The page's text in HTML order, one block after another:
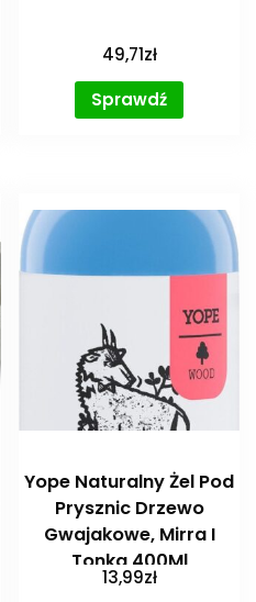
49,71zł
Sprawdź
Yope Naturalny Żel Pod
Prysznic Drzewo
Gwajakowe, Mirra I
Tonka 400Ml
13,99zł